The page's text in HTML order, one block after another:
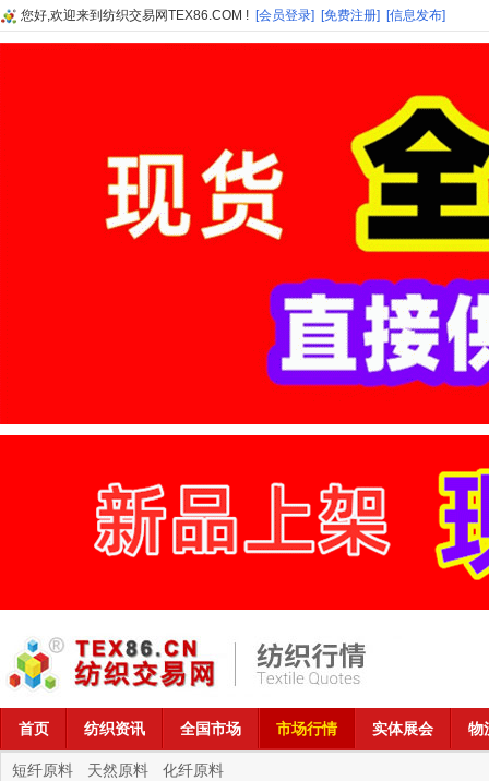
您好,欢迎来到纺织交易网TEX86.COM ! [会员登录] [免费注册] [信息发布]
首页 纺织资讯 全国市场 市场行情 实体展会 物
短纤原料 天然原料 化纤原料